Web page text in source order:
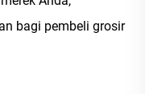
bagi pembeli grosir